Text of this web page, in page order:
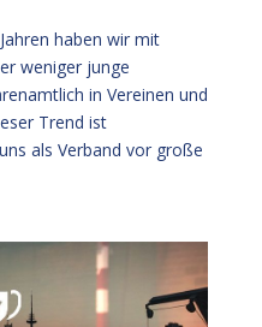
haben wir mit
weniger junge
in Vereinen und
Trend ist
als Verband vor große